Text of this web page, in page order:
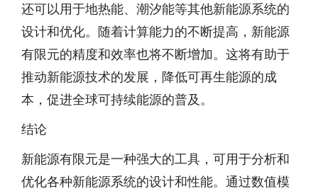
还可以用于地热能、潮汐能等其他新能源系统的
设计和优化。随着计算能力的不断提高，新能源
有限元的精度和效率也将不断增加。这将有助于
推动新能源技术的发展，降低可再生能源的成
本，促进全球可持续能源的普及。
结论
新能源有限元是一种强大的工具，可用于分析和
优化各种新能源系统的设计和性能。通过数值模